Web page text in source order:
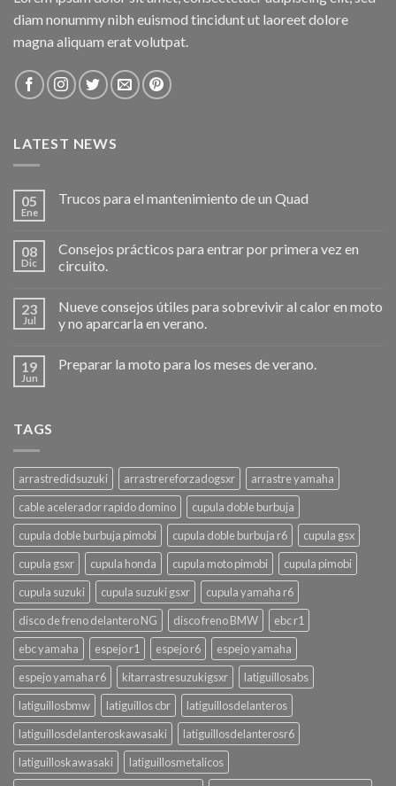
diam nonummy nibh euismod tincidunt ut laoreet dolore
magna aliquam erat volutpat.
LATEST NEWS
05
Ene
Trucos para el mantenimiento de un Quad
08
Dic
Consejos prácticos para entrar por primera vez en
circuito.
23
Jul
Nueve consejos útiles para sobrevivir al calor en moto
y no aparcarla en verano.
19
Jun
Preparar la moto para los meses de verano.
TAGS
arrastredidsuzuki arrastrereforzadogsxr
arrastre yamaha
cable acelerador rapido domino
cupula doble burbuja
cupula doble burbuja pimobi
cupula doble burbuja r6
cupula gsx
cupula gsxr
cupula honda cupula moto pimobi
cupula pimobi
cupula suzuki
cupula suzuki gsxr
cupula yamaha r6
disco de freno delantero NG
disco freno BMW
ebc r1
ebc yamaha
espejo r1 espejo r6
espejo yamaha
espejo yamaha r6
kitarrastresuzukigsxr
latiguillosabs
latiguillosbmw
latiguillos cbr
latiguillosdelanteros
latiguillosdelanteroskawasaki
latiguillosdelanterosr6
latiguilloskawasaki
latiguillosmetalicos